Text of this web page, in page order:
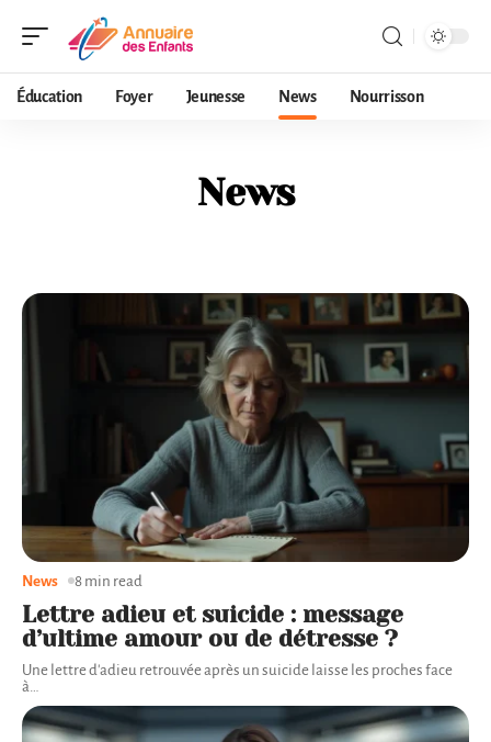
Éducation Foyer Jeunesse News Nourrisson
News
Lettre adieu et suicide : message
d’ultime amour ou de détresse ?
Une lettre d'adieu retrouvée après un suicide laisse les proches face
à
News 8 min read